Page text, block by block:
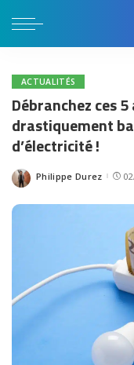
ACTUALITÉS
Débranchez ces
drastiquement
d’électricité !
Posted
Philippe Durez